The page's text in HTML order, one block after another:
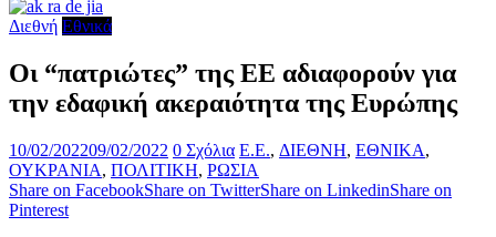
Διεθνή Εθνικά
Οι “πατριώτες” της ΕΕ αδιαφορούν για
την εδαφική ακεραιότητα της Ευρώπης
10/02/202209/02/2022 0 Σχόλια E.E., ΔΙΕΘΝΗ, ΕΘΝΙΚΑ,
ΟΥΚΡΑΝΙΑ, ΠΟΛΙΤΙΚΗ, ΡΩΣΙΑ
Share on FacebookShare on TwitterShare on LinkedinShare on
Pinterest